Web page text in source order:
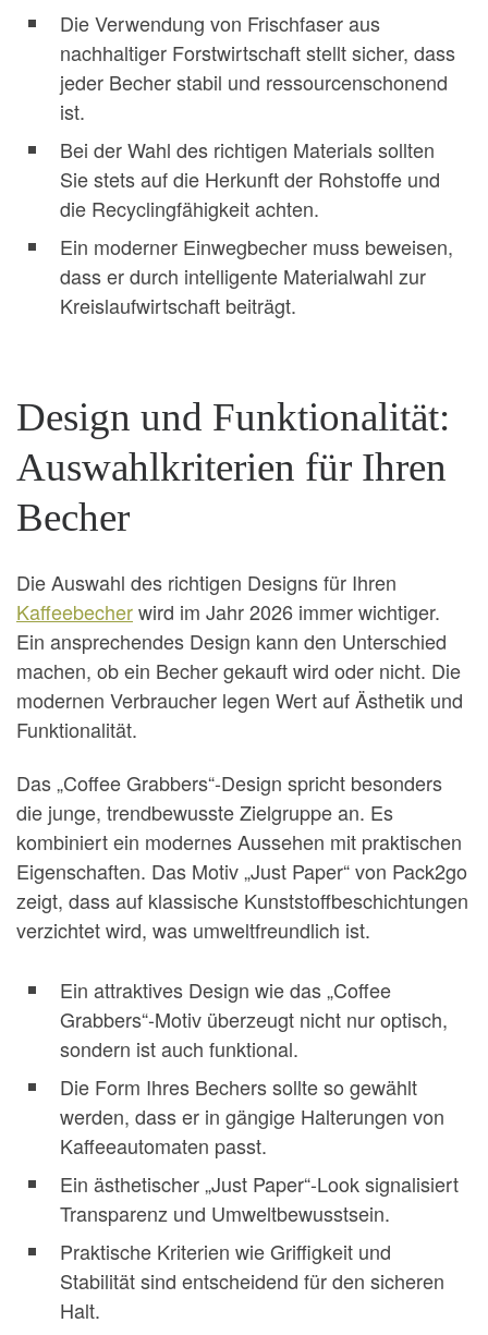
Die Verwendung von Frischfaser aus
nachhaltiger Forstwirtschaft stellt sicher, dass
jeder Becher stabil und ressourcenschonend
ist.
Bei der Wahl des richtigen Materials sollten
Sie stets auf die Herkunft der Rohstoffe und
die Recyclingfähigkeit achten.
Ein moderner Einwegbecher muss beweisen,
dass er durch intelligente Materialwahl zur
Kreislaufwirtschaft beiträgt.
Design und Funktionalität:
Auswahlkriterien für Ihren
Becher
Die Auswahl des richtigen Designs für Ihren
Kaffeebecherwird im Jahr 2026 immer wichtiger.
Ein ansprechendes Design kann den Unterschied
machen, ob ein Becher gekauft wird oder nicht. Die
modernen Verbraucher legen Wert auf Ästhetik und
Funktionalität.
Das „Coffee Grabbers“-Design spricht besonders
die junge, trendbewusste Zielgruppe an. Es
kombiniert ein modernes Aussehen mit praktischen
Eigenschaften. Das Motiv „Just Paper“ von Pack2go
zeigt, dass auf klassische Kunststoffbeschichtungen
verzichtet wird, was umweltfreundlich ist.
Ein attraktives Design wie das „Coffee
Grabbers“-Motiv überzeugt nicht nur optisch,
sondern ist auch funktional.
Die Form Ihres Bechers sollte so gewählt
werden, dass er in gängige Halterungen von
Kaffeeautomaten passt.
Ein ästhetischer „Just Paper“-Look signalisiert
Transparenz und Umweltbewusstsein.
Praktische Kriterien wie Griffigkeit und
Stabilität sind entscheidend für den sicheren
Halt.